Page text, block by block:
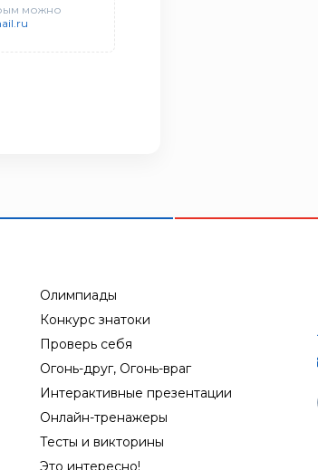
можно
Олимпиады
Конкурс знатоки
Проверь себя
Огонь-друг, Огонь-враг
Интерактивные презентации
Онлайн-тренажеры
Тесты и викторины
Это интересно!